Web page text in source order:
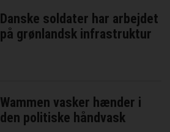
Danske soldater har arbejdet
på grønlandsk infrastruktur
Wammen vasker hænder i
den politiske håndvask